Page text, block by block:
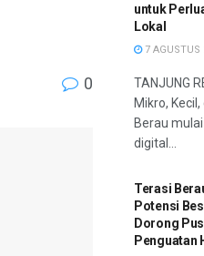
0
untuk
Lokal
7 AGUSTUS
TANJUNG
Mikro,
Berau
digital...
Terasi
Potensi
Dorong
Penguatan